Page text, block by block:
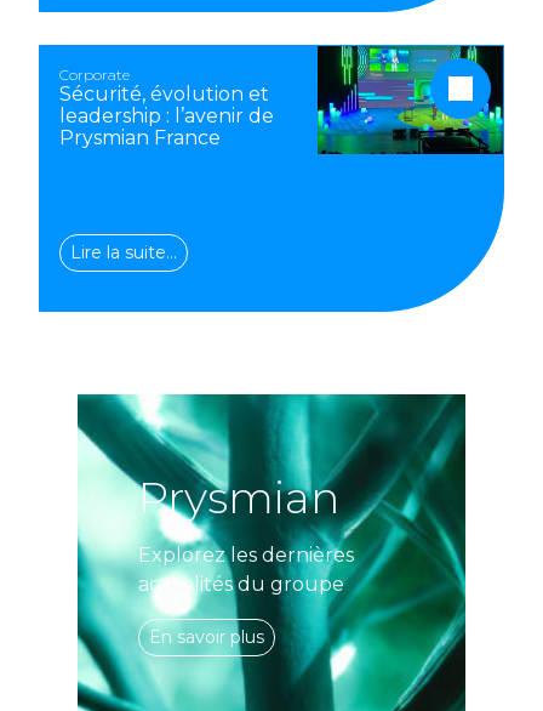
Corporate
Sécurité, évolution et
leadership : l’avenir de
Prysmian France
Lire la suite…
Prysmian
Explorez les dernières
actualités du groupe
En savoir plus